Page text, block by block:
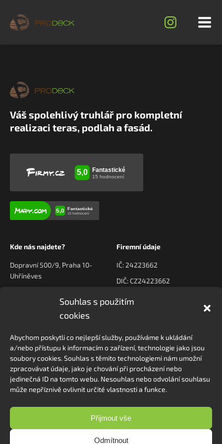
Souhlas s použitím
cookies
Abychom poskytli co nejlepší služby, používáme k ukládání
a/nebo přístupu k informacím o zařízení, technologie jako jsou
soubory cookies. Souhlas s těmito technologiemi nám umožní
zpracovávat údaje, jako je chování při procházení nebo
jedinečná ID na tomto webu. Nesouhlas nebo odvolání souhlasu
může nepříznivě ovlivnit určité vlastnosti a funkce.
Přijmout vše
Odmítnout
Váš spolehlivý truhlář pro kompletní
realizaci teras, podlah a fasád.
Kde nás najdete?
Dopravní 500/9, Praha 10-
Uhříněves
Firemní údaje
IČ: 24223662
DIČ: CZ24223662
Kontaktujte nás
+420 778 222 800
Navigace
O nás
Kontakt